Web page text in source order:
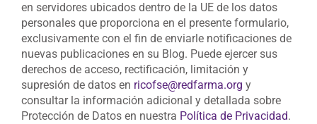
en servidores ubicados dentro de la UE de los datos
personales que proporciona en el presente formulario,
exclusivamente con el fin de enviarle notificaciones de
nuevas publicaciones en su Blog. Puede ejercer sus
derechos de acceso, rectificación, limitación y
supresión de datos en ricofse@redfarma.org y
consultar la información adicional y detallada sobre
Protección de Datos en nuestra Política de Privacidad.